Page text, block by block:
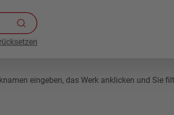
eingeben, das Werk anklicken und Sie